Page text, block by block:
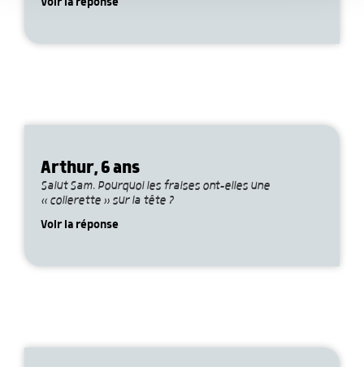
Arthur, 6 ans
Salut Sam. Pourquoi les fraises ont-elles une
« collerette » sur la tête ?
Voir la réponse